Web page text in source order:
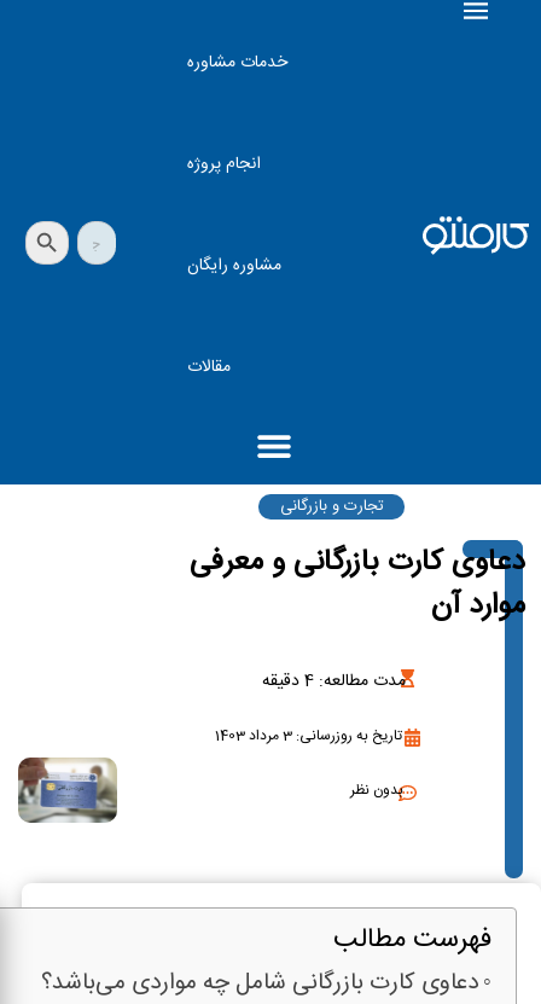
خدمات مشاوره
انجام پروژه
مشاوره رایگان
مقالات
جستجو
برای:
دکمه جستجو
تجارت و بازرگانی
دعاوی کارت بازرگانی و معرفی
موارد آن
مدت مطالعه: 4دقیقه
تاریخ به روزرسانی: 3 مرداد 1403
بدون نظر
فهرست مطالب
دعاوی کارت بازرگانی شامل چه مواردی می‌باشد؟